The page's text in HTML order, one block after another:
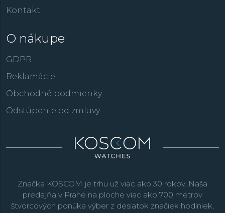
Kontakt
O nákupe
GDPR
Reklamácie
Obchodné podmienky
Odstúpenie od zmluvy
Značka KOSCOM je trhu už viac ako 30 rokov. Naša
predajňa v Prahe na ploche viac ako 700 metrov
štvorcových ponúka výber z desiatok značiek hodiniek,